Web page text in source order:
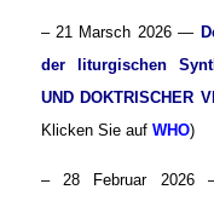
– 21 Marsch 2026 —
der liturgischen
UND DOKTRISCHER
Klicken Sie auf WHO)
– 28 Februar